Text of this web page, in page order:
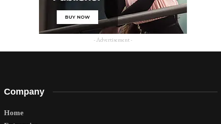
- Advertisement -
Company
Home